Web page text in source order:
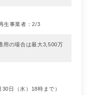
生事業者：2/3
用の場合は最大3,500万
日（水）18時まで）